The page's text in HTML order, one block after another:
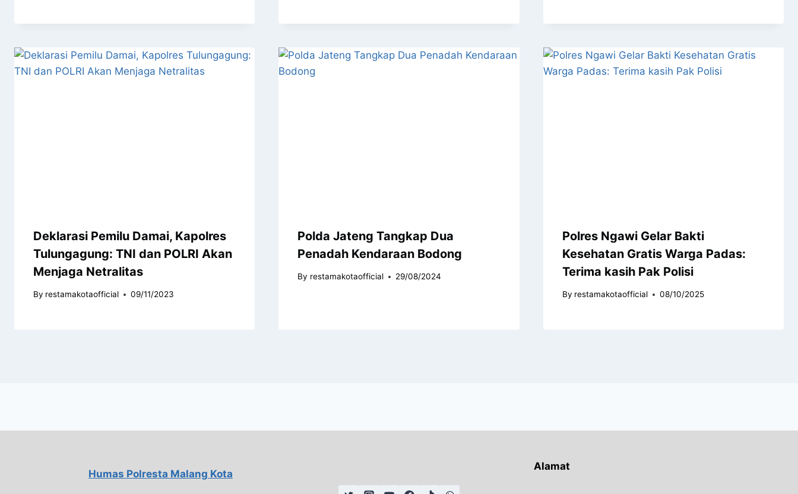
Deklarasi Pemilu Damai, Kapolres
Tulungagung: TNI dan POLRI Akan
Menjaga Netralitas
By restamakotaofficial 09/11/2023
Polda Jateng Tangkap Dua
Penadah Kendaraan Bodong
By restamakotaofficial 29/08/2024
Polres Ngawi Gelar Bakti
Kesehatan Gratis Warga Padas:
Terima kasih Pak Polisi
By restamakotaofficial 08/10/2025
Humas Polresta Malang Kota
Alamat